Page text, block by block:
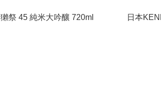
獺祭 45 純米大吟釀 720ml 日本